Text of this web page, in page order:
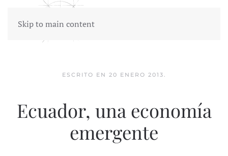
Skip to main content
ESCRITO EN 20 ENERO 2013.
Ecuador, una economía
emergente